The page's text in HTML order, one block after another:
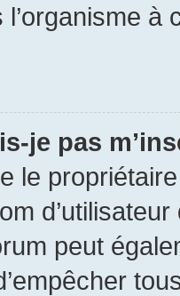
l’organisme
je pas
le
peut